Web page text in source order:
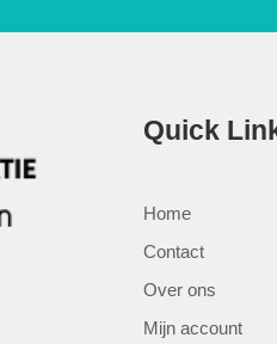
Quick
Home
Contact
Over ons
Mijn account